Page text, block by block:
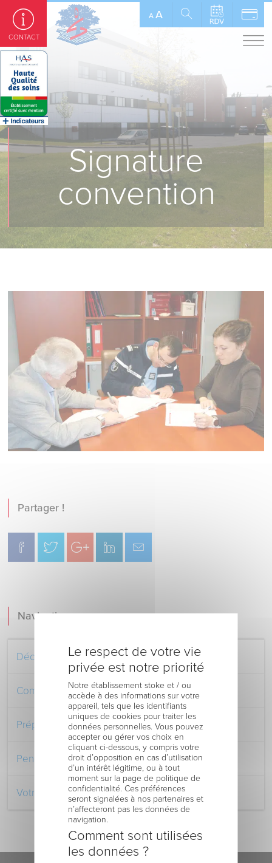
A A
Signature
convention
Partager !
Navigation
Découvrez le Centre Hospitalier
Comment venir au Centre Hospitalier
Préparer votre séjour à l’Hôpital
Pendant votre séjour à l’Hôpital
Votre retour au domicile
CONTACT
Panneau de gestion des cookies
Le respect de votre vie
privée est notre priorité
Notre établissement stoke et / ou
accède à des informations sur votre
appareil, tels que les identifiants
uniques de cookies pour traiter les
données personnelles. Vous pouvez
accepter ou gérer vos choix en
cliquant ci-dessous, y compris votre
droit d’opposition en cas d’utilisation
d’un intérêt légitime, ou à tout
moment sur la page de politique de
confidentialité. Ces préférences
seront signalées à nos partenaires et
n’affecteront pas les données de
navigation.
Comment sont utilisées
les données ?